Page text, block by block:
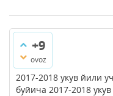
+9
ovoz
2017-2018 укув йили
буйича 2017-2018